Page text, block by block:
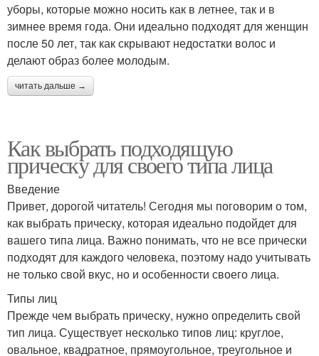
уборы, которые можно носить как в летнее, так и в
зимнее время года. Они идеально подходят для женщин
после 50 лет, так как скрывают недостатки волос и
делают образ более молодым.
читать дальше →
Как выбрать подходящую
прическу для своего типа лица
Введение
Привет, дорогой читатель! Сегодня мы поговорим о том,
как выбрать прическу, которая идеально подойдет для
вашего типа лица. Важно понимать, что не все прически
подходят для каждого человека, поэтому надо учитывать
не только свой вкус, но и особенности своего лица.
Типы лиц
Прежде чем выбрать прическу, нужно определить свой
тип лица. Существует несколько типов лиц: круглое,
овальное, квадратное, прямоугольное, треугольное и